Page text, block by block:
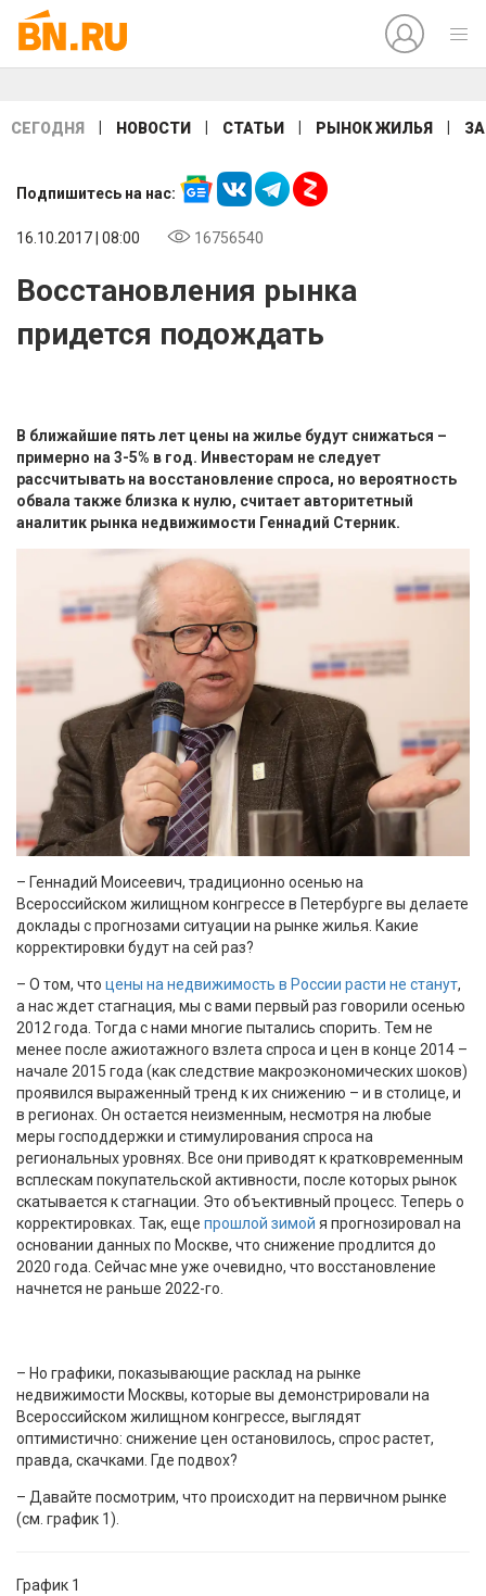
СЕГОДНЯ НОВОСТИ СТАТЬИ РЫНОК ЖИЛЬЯ
Подпишитесь на нас:
16.10.2017 | 08:00 16756540
Восстановления рынка
придется подождать
В ближайшие пять лет цены на жилье будут снижаться –
примерно на 3-5% в год. Инвесторам не следует
рассчитывать на восстановление спроса, но вероятность
обвала также близка к нулю, считает авторитетный
аналитик рынка недвижимости Геннадий Стерник.
– Геннадий Моисеевич, традиционно осенью на
Всероссийском жилищном конгрессе в Петербурге вы делаете
доклады с прогнозами ситуации на рынке жилья. Какие
корректировки будут на сей раз?
– О том, что цены на недвижимость в России расти не станут,
а нас ждет стагнация, мы с вами первый раз говорили осенью
2012 года. Тогда с нами многие пытались спорить. Тем не
менее после ажиотажного взлета спроса и цен в конце 2014 –
начале 2015 года (как следствие макроэкономических шоков)
проявился выраженный тренд к их снижению – и в столице, и
в регионах. Он остается неизменным, несмотря на любые
меры господдержки и стимулирования спроса на
региональных уровнях. Все они приводят к кратковременным
всплескам покупательской активности, после которых рынок
скатывается к стагнации. Это объективный процесс. Теперь о
корректировках. Так, еще прошлой зимой я прогнозировал на
основании данных по Москве, что снижение продлится до
2020 года. Сейчас мне уже очевидно, что восстановление
начнется не раньше 2022-го.
– Но графики, показывающие расклад на рынке
недвижимости Москвы, которые вы демонстрировали на
Всероссийском жилищном конгрессе, выглядят
оптимистично: снижение цен остановилось, спрос растет,
правда, скачками. Где подвох?
– Давайте посмотрим, что происходит на первичном рынке
(см. график 1).
График 1